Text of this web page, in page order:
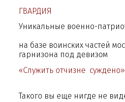
ГВАРДИЯ
Уникальные военно-
на базе воинских частей
гарнизона под девизом
«Служить отчизне суждено»
Такого вы еще нигде не